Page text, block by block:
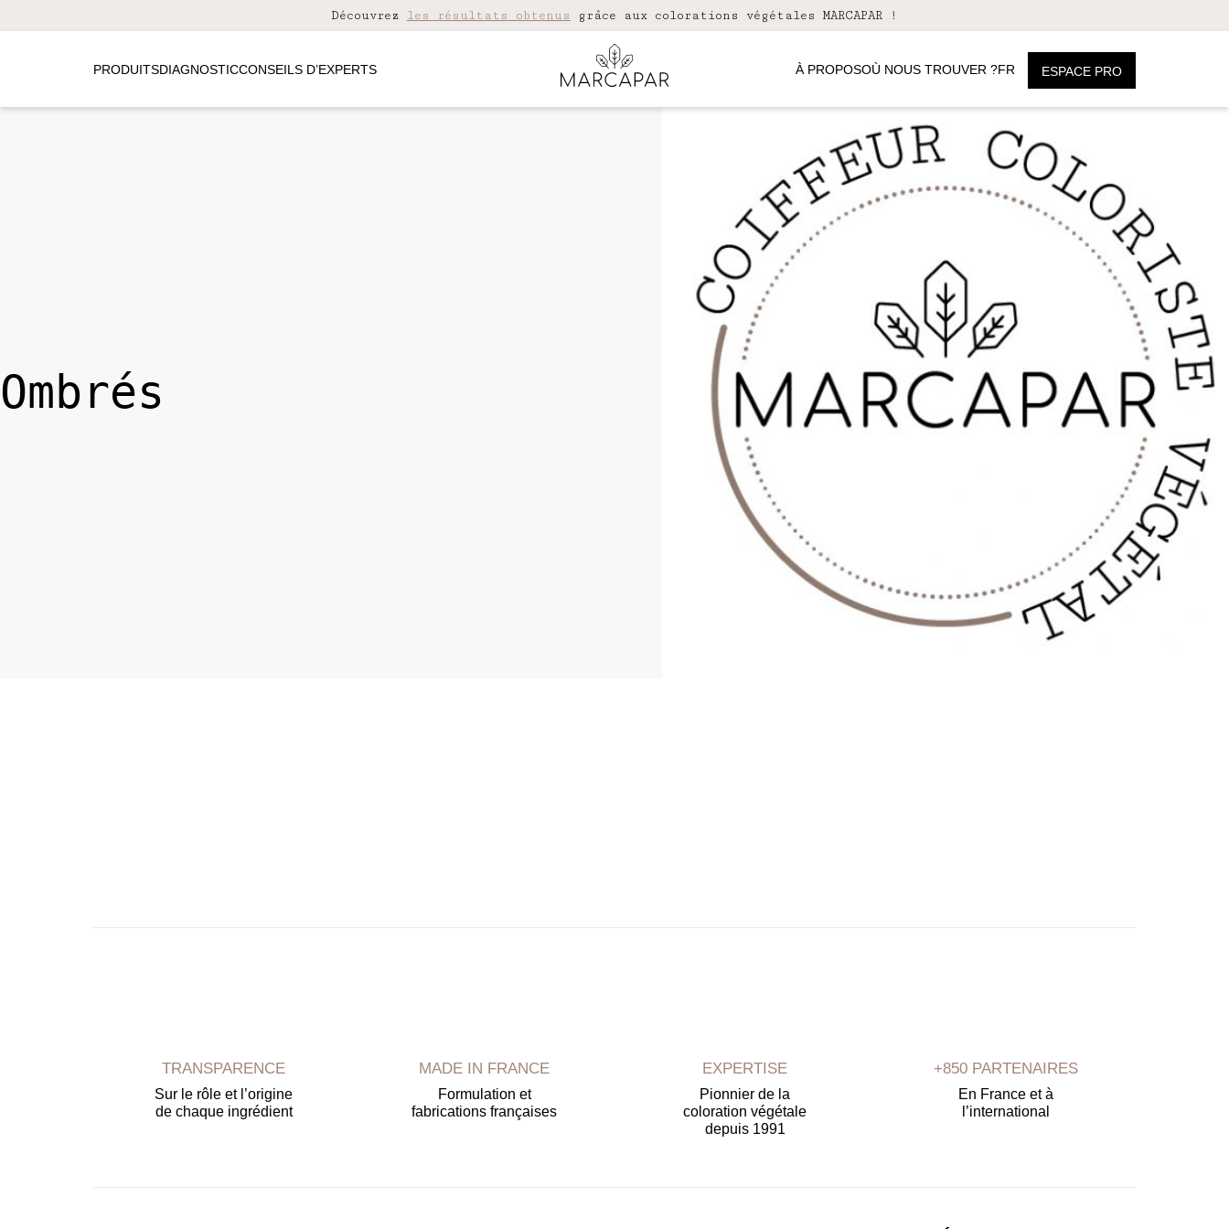
Découvrez les résultats obtenus grâce aux colorations végétales MARCAPAR !
PRODUITSDIAGNOSTICCONSEILS D’EXPERTS À PROPOSOÙ NOUS TROUVER ?FR ESPACE PRO
ombrés
TRANSPARENCE
Sur le rôle et l’origine
de chaque ingrédient
MADE IN FRANCE
Formulation et
fabrications françaises
EXPERTISE
Pionnier de la
coloration végétale
depuis 1991
+850 PARTENAIRES
En France et à
l’international